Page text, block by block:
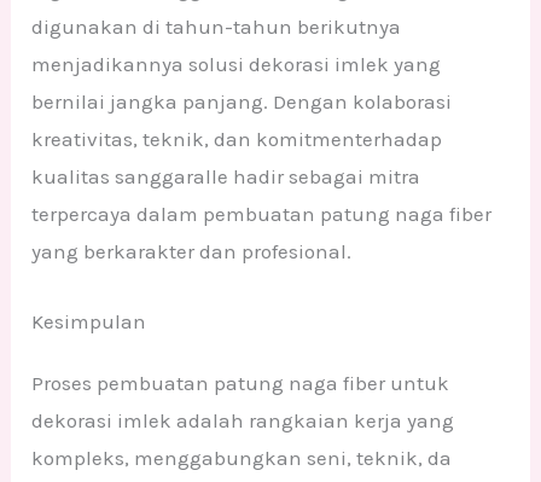
digunakan di tahun-tahun berikutnya
menjadikannya solusi dekorasi imlek yang
bernilai jangka panjang. Dengan kolaborasi
kreativitas, teknik, dan komitmenterhadap
kualitas sanggaralle hadir sebagai mitra
terpercaya dalam pembuatan patung naga fiber
yang berkarakter dan profesional.
Kesimpulan
Proses pembuatan patung naga fiber untuk
dekorasi imlek adalah rangkaian kerja yang
kompleks, menggabungkan seni, teknik, da